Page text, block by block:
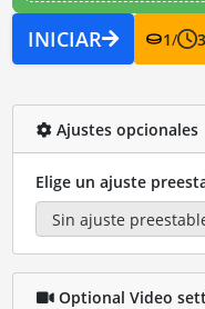
INICIAR 1/
Ajustes opcionales
Elige un ajuste
Optional Video